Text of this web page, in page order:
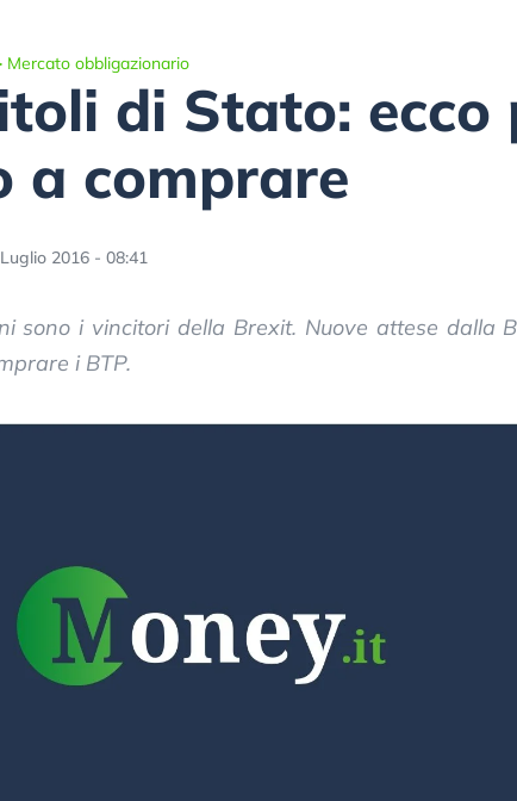
Mercato obbligazionario
di Stato: ecco
a comprare
2016 - 08:41
sono i vincitori della Brexit. Nuove attese dalla
i BTP.